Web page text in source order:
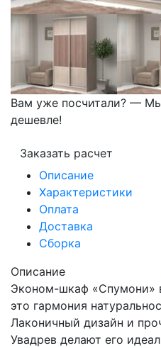
Вам уже посчитали? —
дешевле!
Заказать расчет
Описание
Характеристики
Оплата
Доставка
Сборка
Описание
Эконом-шкаф «Спумони»
это гармония
Лаконичный дизайн и
Увадрев делают его